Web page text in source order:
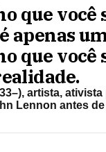
que você
apenas
que você
artista, ativista
Lennon antes